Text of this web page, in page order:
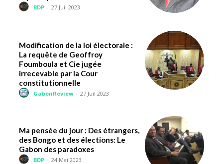
BDP - 27 Juil 2023
Modification de la loi électorale :
La requête de Geoffroy
Foumboula et Cie jugée
irrecevable par la Cour
constitutionnelle
GabonReview - 27 Juil 2023
Ma pensée du jour : Des étrangers,
des Bongo et des élections: Le
Gabon des paradoxes
BDP - 24 Mai 2023